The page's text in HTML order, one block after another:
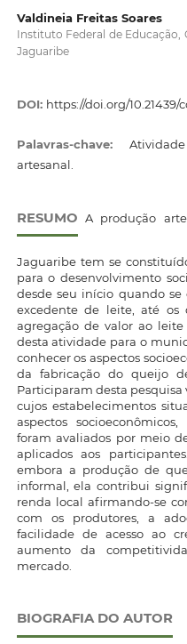
Valdineia Freitas Soares
Instituto Federal de Educação,
Jaguaribe
DOI: https://doi.org/10.21439/
Palavras-chave:
artesanal.
RESUMO A produção
Jaguaribe tem se
para o desenvolvimento
desde seu início quando
excedente de leite, até os
agregação de valor ao
desta atividade para o
conhecer os aspectos
da fabricação do queijo
Participaram desta
cujos estabelecimentos
aspectos
foram avaliados por meio
aplicados aos
embora a produção de
informal, ela contribui
renda local afirmando-se
com os produtores, a
facilidade de acesso ao
aumento da
mercado.
BIOGRAFIA DO AUTOR